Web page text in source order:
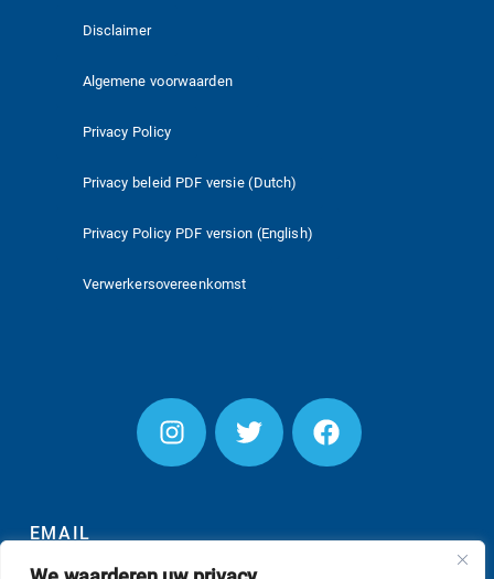
EMAIL
Disclaimer
Algemene voorwaarden
Privacy Policy
Privacy beleid PDF versie (Dutch)
Privacy Policy PDF version (English)
Verwerkersovereenkomst